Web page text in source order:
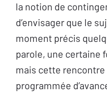
la notion de
d’envisager que le
moment précis
parole, une certaine
mais cette rencontre
programmée